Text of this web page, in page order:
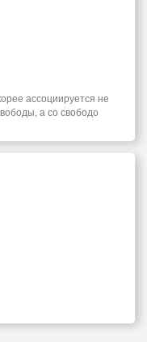
ассоциируется не
а со свободо